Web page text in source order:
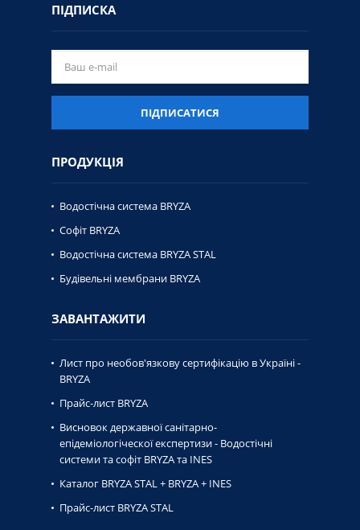
ПІДПИСКА
ПІДПИСАТИСЯ
ПРОДУКЦІЯ
Водостічна система BRYZA
Софіт BRYZA
Водостічна система BRYZA STAL
Будівельні мембрани BRYZA
ЗАВАНТАЖИТИ
Лист про необов'язкову сертифікацію в Україні -
BRYZA
Прайс-лист BRYZA
Висновок державної caнiтaрно-
епiдемiологiческої експертизи - Водостічні
системи та софіт BRYZA та INES
Каталог BRYZA STAL + BRYZA + INES
Прайс-лист BRYZA STAL